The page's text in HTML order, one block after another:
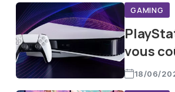
GAMING
vous
18/06/